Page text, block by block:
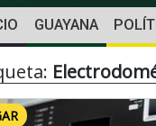
GUAYANA